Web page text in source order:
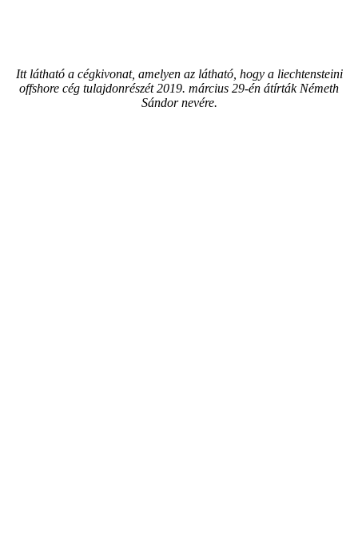
Itt látható a cégkivonat, amelyen az látható, hogy a liechtensteini
offshore cég tulajdonrészét 2019. március 29-én átírták Németh
Sándor nevére.